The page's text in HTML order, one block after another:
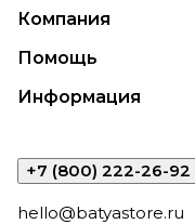
Компания
Помощь
Информация
+7 (800) 222-26-92
hello@batyastore.ru